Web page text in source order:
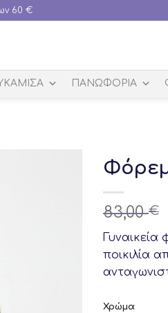
60 €
ΠΑΝΩΦΟΡΙΑ
83,00€
ποικιλία
Χρώμα